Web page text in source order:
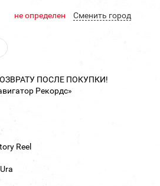
не определен Cменить город
ПОСЛЕ ПОКУПКИ!
Рекордс»
Reel